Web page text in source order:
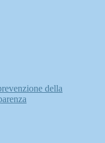
della